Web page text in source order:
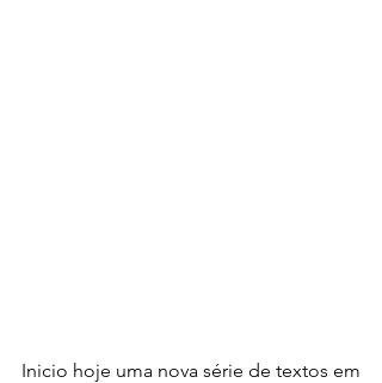
Inicio hoje uma nova série de textos em